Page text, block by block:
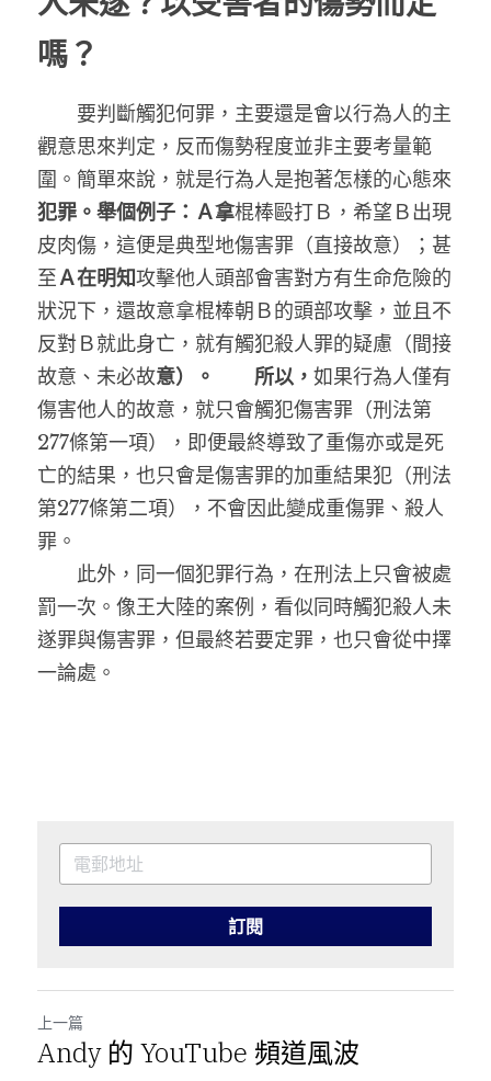
嗎？
要判斷觸犯何罪，主要還是會以行為人的主
觀意思來判定，反而傷勢程度並非主要考量範
圍。簡單來說，就是行為人是抱著怎樣的心態來
犯罪。舉個例子：Ａ拿棍棒毆打Ｂ，希望Ｂ出現
皮肉傷，這便是典型地傷害罪（直接故意）；甚
至Ａ在明知攻擊他人頭部會害對方有生命危險的
狀況下，還故意拿棍棒朝Ｂ的頭部攻擊，並且不
反對Ｂ就此身亡，就有觸犯殺人罪的疑慮（間接
故意、未必故意）。 所以， 如果行為人僅有
傷害他人的故意，就只會觸犯傷害罪（刑法第
277條第一項），即便最終導致了重傷亦或是死
亡的結果，也只會是傷害罪的加重結果犯（刑法
第277條第二項），不會因此變成重傷罪、殺人
罪。
此外，同一個犯罪行為，在刑法上只會被處
罰一次。像王大陸的案例，看似同時觸犯殺人未
遂罪與傷害罪，但最終若要定罪，也只會從中擇
一論處。
訂閱
上一篇
Andy 的 YouTube 頻道風波